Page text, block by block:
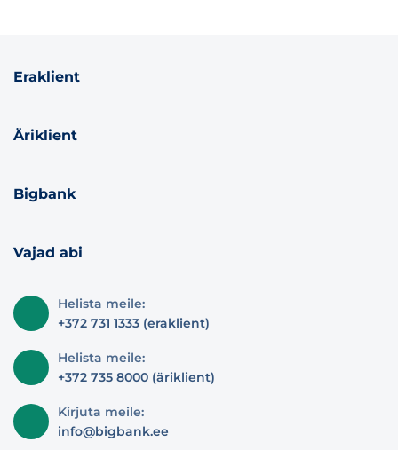
Eraklient
Äriklient
Bigbank
Vajad abi
Helista meile:
+372 731 1333 (eraklient)
Helista meile:
+372 735 8000 (äriklient)
Kirjuta meile:
info@bigbank.ee